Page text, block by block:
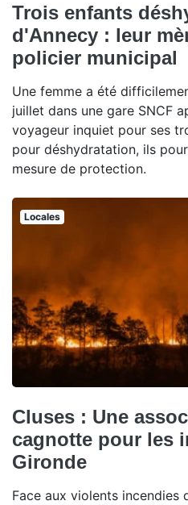
Trois enfants
d'Annecy : leur
policier municipal
Une femme a été
juillet dans une gare SNCF
voyageur inquiet pour ses
pour déshydratation, ils
mesure de protection.
Locales
Cluses : Une
cagnotte pour les
Gironde
Face aux violents